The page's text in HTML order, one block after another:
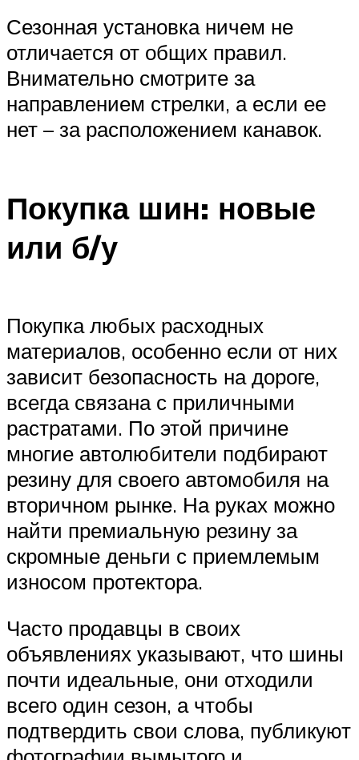
Сезонная установка ничем не
отличается от общих правил.
Внимательно смотрите за
направлением стрелки, а если ее
нет – за расположением канавок.
Покупка шин: новые
или б/у
Покупка любых расходных
материалов, особенно если от них
зависит безопасность на дороге,
всегда связана с приличными
растратами. По этой причине
многие автолюбители подбирают
резину для своего автомобиля на
вторичном рынке. На руках можно
найти премиальную резину за
скромные деньги с приемлемым
износом протектора.
Часто продавцы в своих
объявлениях указывают, что шины
почти идеальные, они отходили
всего один сезон, а чтобы
подтвердить свои слова, публикуют